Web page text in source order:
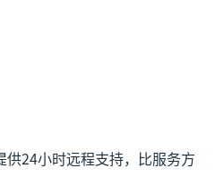
24小时远程支持，比服务方